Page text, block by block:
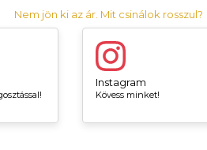
Nem jön ki az ár. Mit csinálok rosszul?
Instagram
Kövess minket!